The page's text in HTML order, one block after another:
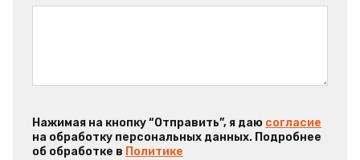
Нажимая на кнопку “Отправить”, я даю согласие
на обработку персональных данных. Подробнее
об обработке в Политике